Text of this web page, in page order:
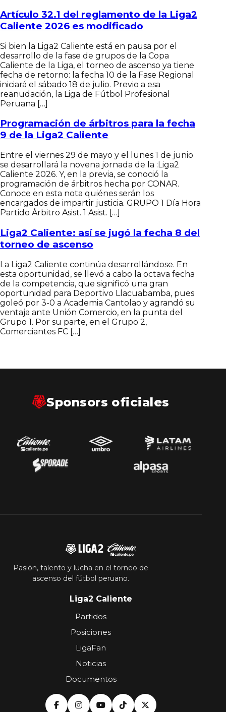
Artículo 32.1 del reglamento de la Liga2
Caliente 2026 es modificado
Si bien la Liga2 Caliente está en pausa por el
desarrollo de la fase de grupos de la Copa
Caliente de la Liga, el torneo de ascenso ya tiene
fecha de retorno: la fecha 10 de la Fase Regional
iniciará el sábado 18 de julio. Previo a esa
reanudación, la Liga de Fútbol Profesional
Peruana […]
Programación de árbitros para la fecha
9 de la Liga2 Caliente
Entre el viernes 29 de mayo y el lunes 1 de junio
se desarrollará la novena jornada de la :Liga2
Caliente 2026. Y, en la previa, se conoció la
programación de árbitros hecha por CONAR.
Conoce en esta nota quiénes serán los
encargados de impartir justicia. GRUPO 1 Día Hora
Partido Árbitro Asist. 1 Asist. […]
Liga2 Caliente: así se jugó la fecha 8 del
torneo de ascenso
La Liga2 Caliente continúa desarrollándose. En
esta oportunidad, se llevó a cabo la octava fecha
de la competencia, que significó una gran
oportunidad para Deportivo Llacuabamba, pues
goleó por 3-0 a Academia Cantolao y agrandó su
ventaja ante Unión Comercio, en la punta del
Grupo 1. Por su parte, en el Grupo 2,
Comerciantes FC […]
Sponsors oficiales
Pasión, talento y lucha en el torneo de
ascenso del fútbol peruano.
Liga2 Caliente
Partidos
Posiciones
LigaFan
Noticias
Documentos